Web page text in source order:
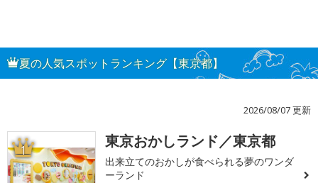
夏の人気スポットランキング【東京都】
2026/08/07 更新
1 東京おかしランド／東京都
出来立てのおかしが食べられる夢のワンダ
ーランド